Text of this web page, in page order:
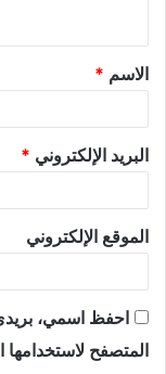
الاسم *
البريد الإلكتروني *
الموقع الإلكتروني
احفظ اسمي، بريدي
المتصفح لاستخدامها